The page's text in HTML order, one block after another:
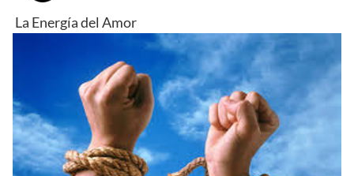
La Energía del Amor